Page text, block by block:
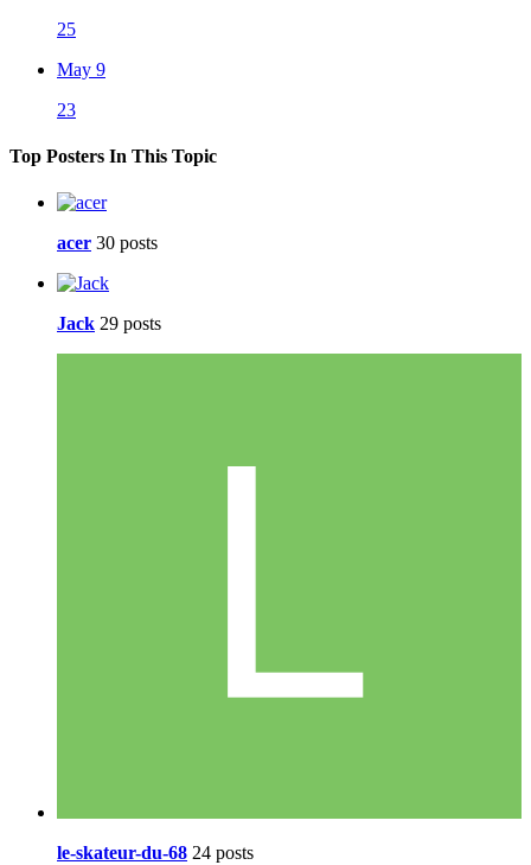
25
May 9
23
Top Posters In This Topic
acer 30 posts
Jack 29 posts
le-skateur-du-68 24 posts